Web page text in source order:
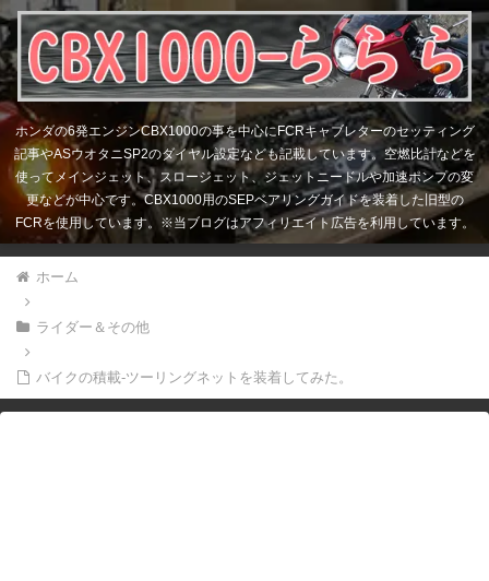
ホンダの6発エンジンCBX1000の事を中心にFCRキャブレターのセッティング
記事やASウオタニSP2のダイヤル設定なども記載しています。空燃比計などを
使ってメインジェット、スロージェット、ジェットニードルや加速ポンプの変
更などが中心です。CBX1000用のSEPベアリングガイドを装着した旧型の
FCRを使用しています。※当ブログはアフィリエイト広告を利用しています。
ホーム
ライダー＆その他
バイクの積載-ツーリングネットを装着してみた。